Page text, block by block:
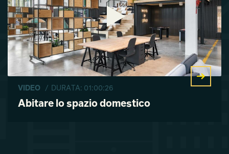
VIDEO / DURATA: 01:00:26
Abitare lo spazio domestico